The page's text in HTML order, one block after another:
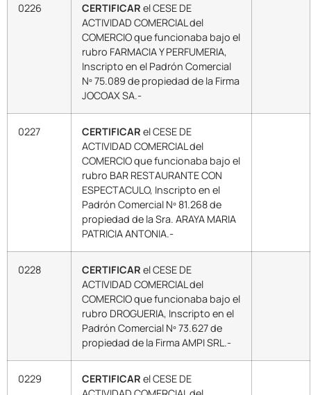
0226 CERTIFICAR el CESE DE
ACTIVIDAD COMERCIAL del
COMERCIO que funcionaba bajo el
rubro FARMACIA Y PERFUMERIA,
Inscripto en el Padrón Comercial
Nº 75.089 de propiedad de la Firma
JOCOAX SA.-
0227 CERTIFICAR el CESE DE
ACTIVIDAD COMERCIAL del
COMERCIO que funcionaba bajo el
rubro BAR RESTAURANTE CON
ESPECTACULO, Inscripto en el
Padrón Comercial Nº 81.268 de
propiedad de la Sra. ARAYA MARIA
PATRICIA ANTONIA.-
0228 CERTIFICAR el CESE DE
ACTIVIDAD COMERCIAL del
COMERCIO que funcionaba bajo el
rubro DROGUERIA, Inscripto en el
Padrón Comercial Nº 73.627 de
propiedad de la Firma AMPI SRL.-
0229 CERTIFICAR el CESE DE